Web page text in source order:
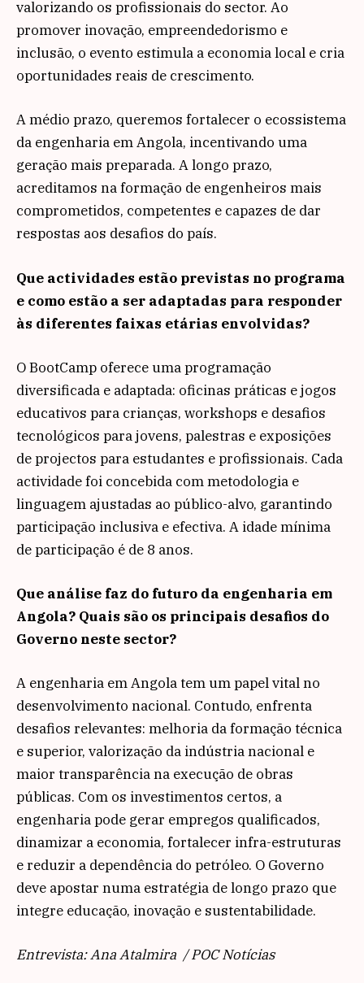
valorizando os profissionais do sector. Ao
promover inovação, empreendedorismo e
inclusão, o evento estimula a economia local e cria
oportunidades reais de crescimento.
A médio prazo, queremos fortalecer o ecossistema
da engenharia em Angola, incentivando uma
geração mais preparada. A longo prazo,
acreditamos na formação de engenheiros mais
comprometidos, competentes e capazes de dar
respostas aos desafios do país.
Que actividades estão previstas no programa
e como estão a ser adaptadas para responder
às diferentes faixas etárias envolvidas?
O BootCamp oferece uma programação
diversificada e adaptada: oficinas práticas e jogos
educativos para crianças, workshops e desafios
tecnológicos para jovens, palestras e exposições
de projectos para estudantes e profissionais. Cada
actividade foi concebida com metodologia e
linguagem ajustadas ao público-alvo, garantindo
participação inclusiva e efectiva. A idade mínima
de participação é de 8 anos.
Que análise faz do futuro da engenharia em
Angola? Quais são os principais desafios do
Governo neste sector?
A engenharia em Angola tem um papel vital no
desenvolvimento nacional. Contudo, enfrenta
desafios relevantes: melhoria da formação técnica
e superior, valorização da indústria nacional e
maior transparência na execução de obras
públicas. Com os investimentos certos, a
engenharia pode gerar empregos qualificados,
dinamizar a economia, fortalecer infra-estruturas
e reduzir a dependência do petróleo. O Governo
deve apostar numa estratégia de longo prazo que
integre educação, inovação e sustentabilidade.
Entrevista: Ana Atalmira / POC Notícias